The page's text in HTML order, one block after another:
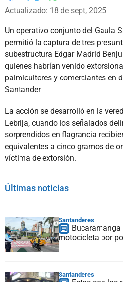
Facebook
X
Actualizado: 18 de sept, 2025
Un operativo conjunto del Gaula
permitió la captura de tres
subestructura Edgar Madrid
quienes habrían venido
palmicultores y comerciantes en
Santander.
La acción se desarrolló en la
Lebrija, cuando los señalados
sorprendidos en flagrancia
equivalentes a cinco gramos de
víctima de extorsión.
Últimas noticias
Santanderes
Bucaramanga
motocicleta por
Santanderes